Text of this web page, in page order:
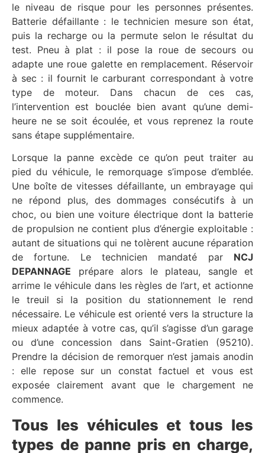
le niveau de risque pour les personnes présentes.
Batterie défaillante : le technicien mesure son état,
puis la recharge ou la permute selon le résultat du
test. Pneu à plat : il pose la roue de secours ou
adapte une roue galette en remplacement. Réservoir
à sec : il fournit le carburant correspondant à votre
type de moteur. Dans chacun de ces cas,
l’intervention est bouclée bien avant qu’une demi-
heure ne se soit écoulée, et vous reprenez la route
sans étape supplémentaire.
Lorsque la panne excède ce qu’on peut traiter au
pied du véhicule, le remorquage s’impose d’emblée.
Une boîte de vitesses défaillante, un embrayage qui
ne répond plus, des dommages consécutifs à un
choc, ou bien une voiture électrique dont la batterie
de propulsion ne contient plus d’énergie exploitable :
autant de situations qui ne tolèrent aucune réparation
de fortune. Le technicien mandaté par NCJ
DEPANNAGE prépare alors le plateau, sangle et
arrime le véhicule dans les règles de l’art, et actionne
le treuil si la position du stationnement le rend
nécessaire. Le véhicule est orienté vers la structure la
mieux adaptée à votre cas, qu’il s’agisse d’un garage
ou d’une concession dans Saint-Gratien (95210).
Prendre la décision de remorquer n’est jamais anodin
: elle repose sur un constat factuel et vous est
exposée clairement avant que le chargement ne
commence.
Tous les véhicules et tous les
types de panne pris en charge,